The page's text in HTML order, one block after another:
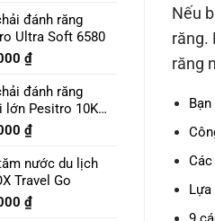
đánh răng
Ultra Soft 6580
₫
đánh răng
lớn Pesitro 10K
₫
nước du lịch
Travel Go
₫
Nếu
răng.
răng
Lựa